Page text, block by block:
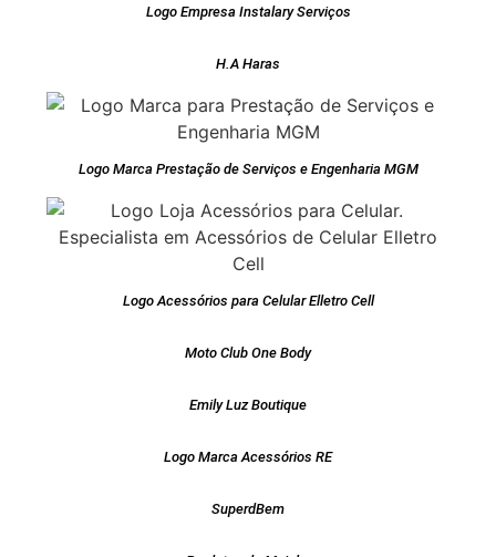
Logo Empresa Instalary Serviços
H.A Haras
Logo Marca Prestação de Serviços e Engenharia MGM
Logo Acessórios para Celular Elletro Cell
Moto Club One Body
Emily Luz Boutique
Logo Marca Acessórios RE
SuperdBem